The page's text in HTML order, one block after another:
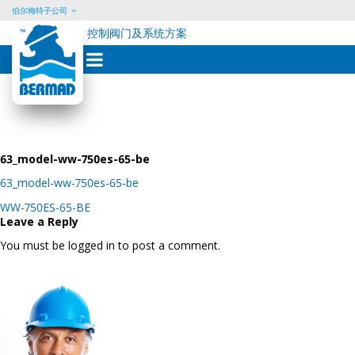
Skip
content
伯尔梅特子公司
控制阀门及系统方案
63_model-ww-750es-65-be
63_model-ww-750es-65-be
Post
navigation
WW-750ES-65-BE
Leave a Reply
You must be logged in to post a comment.